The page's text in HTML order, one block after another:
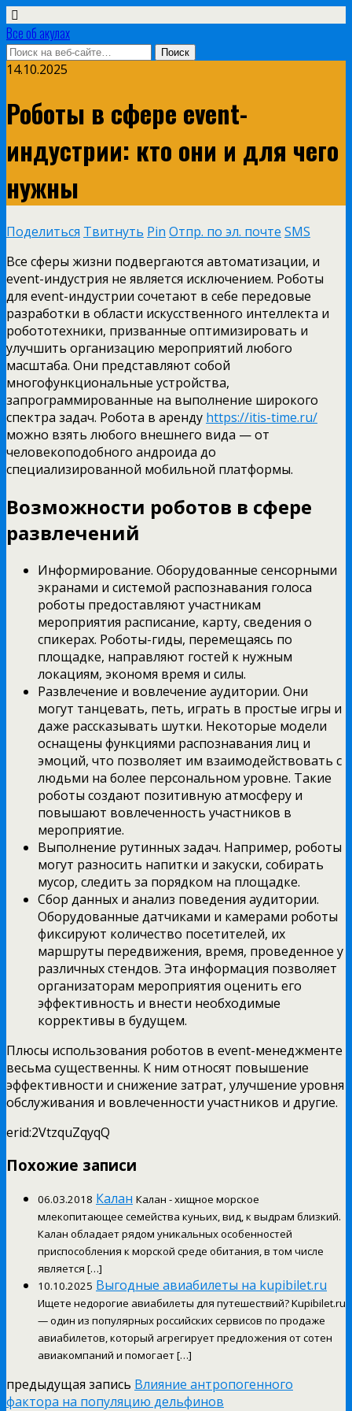
Все об акулах
14.10.2025
Роботы в сфере event-
индустрии: кто они и для чего
нужны
Поделиться Твитнуть Pin Отпр. по эл. почте SMS
Все сферы жизни подвергаются автоматизации, и
event-индустрия не является исключением. Роботы
для event-индустрии сочетают в себе передовые
разработки в области искусственного интеллекта и
робототехники, призванные оптимизировать и
улучшить организацию мероприятий любого
масштаба. Они представляют собой
многофункциональные устройства,
запрограммированные на выполнение широкого
спектра задач. Робота в аренду https://itis-time.ru/
можно взять любого внешнего вида — от
человекоподобного андроида до
специализированной мобильной платформы.
Возможности роботов в сфере
развлечений
Информирование. Оборудованные сенсорными
экранами и системой распознавания голоса
роботы предоставляют участникам
мероприятия расписание, карту, сведения о
спикерах. Роботы-гиды, перемещаясь по
площадке, направляют гостей к нужным
локациям, экономя время и силы.
Развлечение и вовлечение аудитории. Они
могут танцевать, петь, играть в простые игры и
даже рассказывать шутки. Некоторые модели
оснащены функциями распознавания лиц и
эмоций, что позволяет им взаимодействовать с
людьми на более персональном уровне. Такие
роботы создают позитивную атмосферу и
повышают вовлеченность участников в
мероприятие.
Выполнение рутинных задач. Например, роботы
могут разносить напитки и закуски, собирать
мусор, следить за порядком на площадке.
Сбор данных и анализ поведения аудитории.
Оборудованные датчиками и камерами роботы
фиксируют количество посетителей, их
маршруты передвижения, время, проведенное у
различных стендов. Эта информация позволяет
организаторам мероприятия оценить его
эффективность и внести необходимые
коррективы в будущем.
Плюсы использования роботов в event-менеджменте
весьма существенны. К ним относят повышение
эффективности и снижение затрат, улучшение уровня
обслуживания и вовлеченности участников и другие.
erid:2VtzquZqyqQ
Похожие записи
06.03.2018 Калан Калан - хищное морское
млекопитающее семейства куньих, вид, к выдрам близкий.
Калан обладает рядом уникальных особенностей
приспособления к морской среде обитания, в том числе
является […]
10.10.2025 Выгодные авиабилеты на kupibilet.ru
Ищете недорогие авиабилеты для путешествий? Kupibilet.ru
— один из популярных российских сервисов по продаже
авиабилетов, который агрегирует предложения от сотен
авиакомпаний и помогает […]
предыдущая запись Влияние антропогенного
фактора на популяцию дельфинов